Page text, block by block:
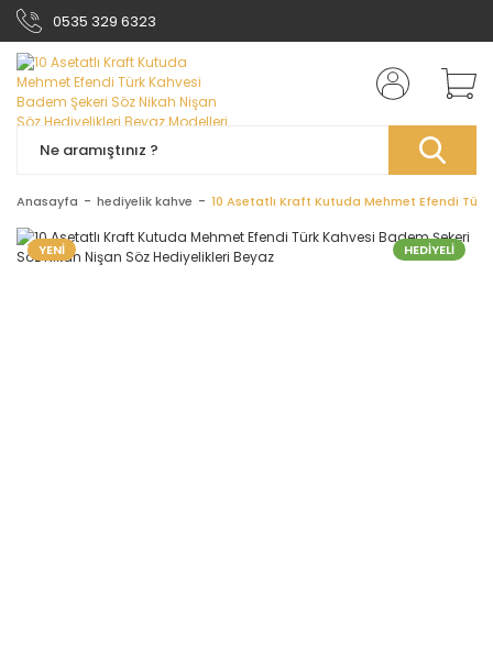
0535 329 6323
Anasayfa hediyelik kahve 10 Asetatlı Kraft Kutuda Mehmet Efendi
YENİ HEDİYELİ